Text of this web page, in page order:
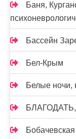
Баня,
Бассейн
Бел-Крым
Белые ночи,
БЛАГОДАТЬ,